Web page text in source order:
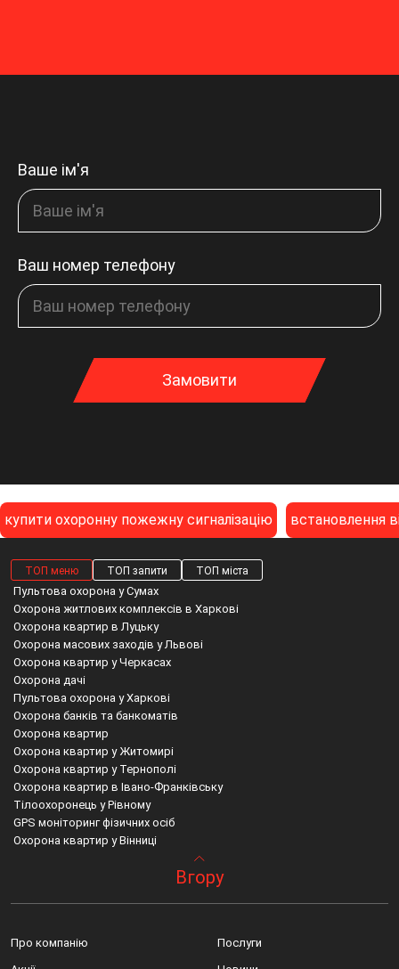
Ваше ім'я
Ваш номер телефону
Замовити
купити охоронну пожежну сигналізацію встановлення
ТОП меню ТОП запити ТОП міста
Пультова охорона у Сумах
Охорона житлових комплексів в Харкові
Охорона квартир в Луцьку
Охорона масових заходів у Львові
Охорона квартир у Черкасах
Охорона дачі
Пультова охорона у Харкові
Охорона банків та банкоматів
Охорона квартир
Охорона квартир у Житомирі
Охорона квартир у Тернополі
Охорона квартир в Івано-Франківську
Тілоохоронець у Рівному
GPS моніторинг фізичних осіб
Охорона квартир у Вінниці
Пожежна охорона в Хмельницькому
Пожежна охорона у Дніпрі
Відеоспостереження в Хмельницькому
Охорона будинку запоріжжя ціна
Охорона банкоматів львів
Система відеоспостереження бровари
Пультова охорона софіївська борщагівка
Відеоспостереження встановлення бровари
Вгору
Про компанію
Послуги